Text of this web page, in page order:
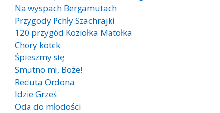
Na wyspach Bergamutach
Przygody Pchły Szachrajki
120 przygód Koziołka Matołka
Chory kotek
Śpieszmy się
Smutno mi, Boże!
Reduta Ordona
Idzie Grześ
Oda do młodości